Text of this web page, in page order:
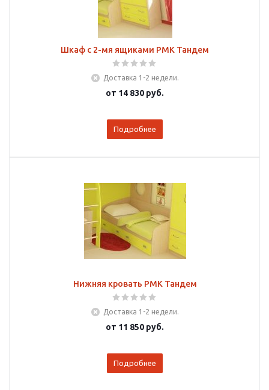
Шкаф с 2-мя ящиками РМК Тандем
Доставка 1-2 недели.
от 14 830 руб.
Подробнее
Нижняя кровать РМК Тандем
Доставка 1-2 недели.
от 11 850 руб.
Подробнее